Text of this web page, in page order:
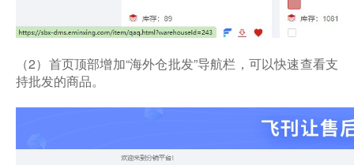
（2）首页顶部增加“海外仓批发”导航栏，可以快速查看支
持批发的商品。